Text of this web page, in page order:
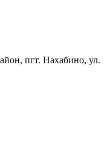
пгт. Нахабино, ул.